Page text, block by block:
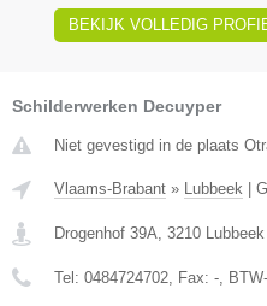
BEKIJK VOLLEDIG
Schilderwerken Decuyper
Niet gevestigd in de plaats
Vlaams-Brabant » Lubbeek |
Drogenhof 39A 3210 Lubbeek
Tel: 0484724702 , Fax: - ,